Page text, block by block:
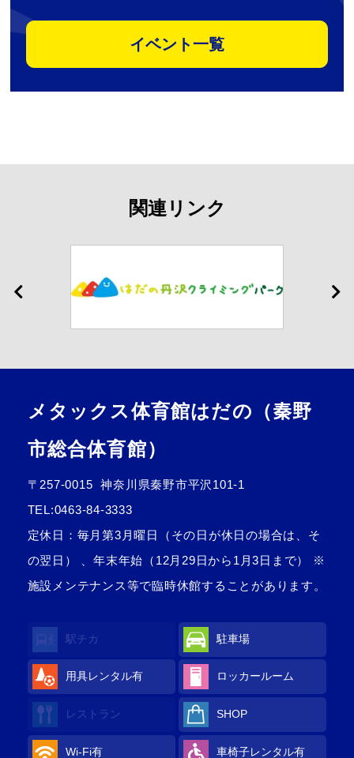
イベント一覧
関連リンク
メタックス体育館はだの（秦野
市総合体育館）
〒257-0015
神奈川県秦野市平沢101-1
TEL:0463-84-3333
定休日：毎月第3月曜日（その日が休日の場合は、そ
の翌日） 、年末年始（12月29日から1月3日まで） ※
施設メンテナンス等で臨時休館することがあります。
駅チカ 駐車場
用具レンタル有 ロッカールーム
レストラン SHOP
Wi-Fi有 車椅子レンタル有